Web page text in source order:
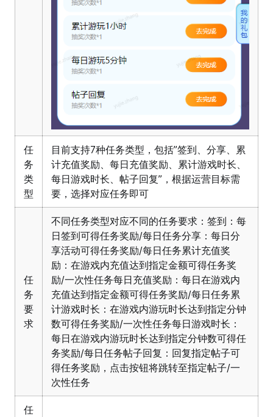
任
务
类
型
目前支持7种任务类型，包括”签到、分享、累
计充值奖励、每日充值奖励、累计游戏时长、
每日游戏时长、帖子回复”，根据运营目标需
要，选择对应任务即可
任
务
要
求
不同任务类型对应不同的任务要求：签到：每
日签到可得任务奖励/每日任务分享：每日分
享活动可得任务奖励/每日任务累计充值奖
励：在游戏内充值达到指定金额可得任务奖
励/一次性任务每日充值奖励：每日在游戏内
充值达到指定金额可得任务奖励/每日任务累
计游戏时长：在游戏内游玩时长达到指定分钟
数可得任务奖励/一次性任务每日游戏时长：
每日在游戏内游玩时长达到指定分钟数可得任
务奖励/每日任务帖子回复：回复指定帖子可
得任务奖励，点击按钮将跳转至指定帖子/一
次性任务
任